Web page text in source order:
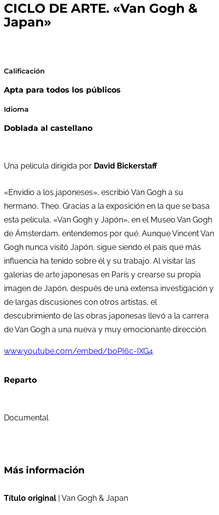
CICLO DE ARTE. «Van Gogh &
Japan»
Calificación
Apta para todos los públicos
Idioma
Doblada al castellano
Una película dirigida por David Bickerstaff
«Envidio a los japoneses», escribió Van Gogh a su
hermano, Theo. Gracias a la exposición en la que se basa
esta película, «Van Gogh y Japón», en el Museo Van Gogh
de Ámsterdam, entendemos por qué. Aunque Vincent Van
Gogh nunca visitó Japón, sigue siendo el país que más
influencia ha tenido sobre él y su trabajo. Al visitar las
galerías de arte japonesas en París y crearse su propia
imagen de Japón, después de una extensa investigación y
de largas discusiones con otros artistas, el
descubrimiento de las obras japonesas llevó a la carrera
de Van Gogh a una nueva y muy emocionante dirección.
www.youtube.com/embed/boPI6c-IXG4
Reparto
Documental
Más información
Título original | Van Gogh & Japan